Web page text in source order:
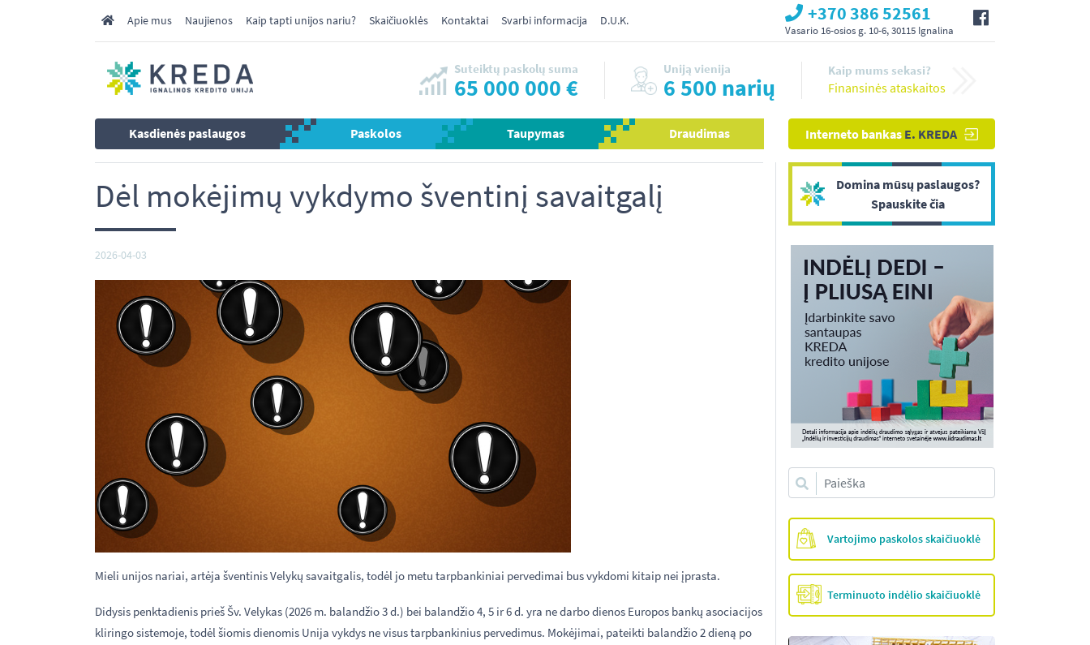
Apie mus Naujienos Kaip tapti unijos nariu? Skaičiuoklės Kontaktai Svarbi informacija D.U.K. +370 386 52561
Vasario 16-osios g. 10-6, 30115 Ignalina
Suteiktų paskolų suma
65 000 000 €
Uniją vienija
6 500 narių
Kaip mums sekasi?
Finansinės ataskaitos
Kasdienės paslaugos Paskolos Taupymas Draudimas Interneto bankas E. KREDA
Dėl mokėjimų vykdymo šventinį savaitgalį
2026-04-03
Mieli unijos nariai, artėja šventinis Velykų savaitgalis, todėl jo metu tarpbankiniai pervedimai bus vykdomi kitaip nei įprasta.
Didysis penktadienis prieš Šv. Velykas (2026 m. balandžio 3 d.) bei balandžio 4, 5 ir 6 d. yra ne darbo dienos Europos bankų asociacijos
kliringo sistemoje, todėl šiomis dienomis Unija vykdys ne visus tarpbankinius pervedimus. Mokėjimai, pateikti balandžio 2 dieną po
Domina mūsų paslaugos?
Spauskite čia
Vartojimo paskolos skaičiuoklė
Terminuoto indėlio skaičiuoklė